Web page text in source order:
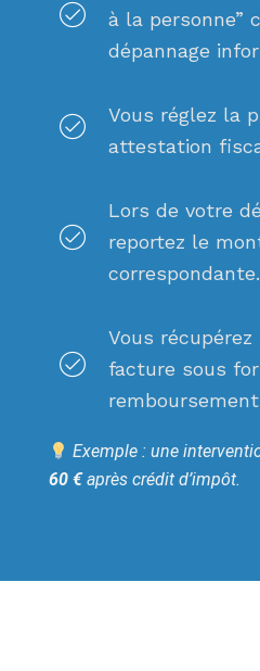
à la personne”
dépannage
Vous réglez la
attestation
Lors de votre
reportez le
correspondante.
Vous
facture sous
Exemple : une
60 €après crédit d’impôt.